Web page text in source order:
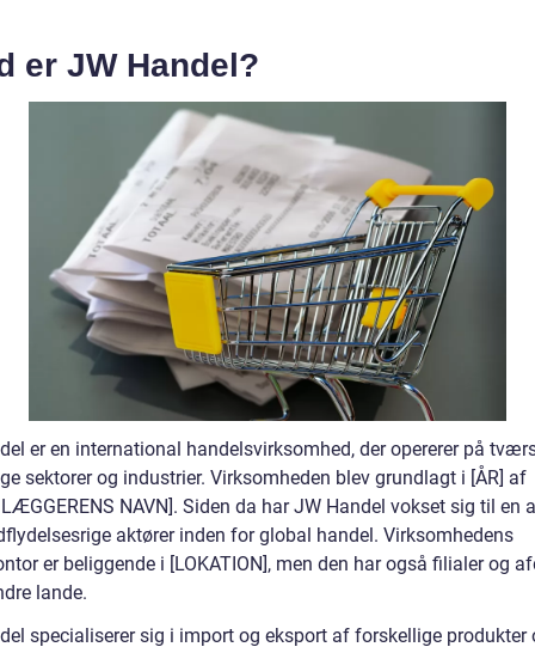
er JW Handel?
er en international handelsvirksomhed, der opererer på
sektorer og industrier. Virksomheden blev grundlagt i [ÅR] af
NAVN]. Siden da har JW Handel vokset sig til en
aktører inden for global handel. Virksomhedens
er beliggende i [LOKATION], men den har også filialer og
lande.
specialiserer sig i import og eksport af forskellige produkter